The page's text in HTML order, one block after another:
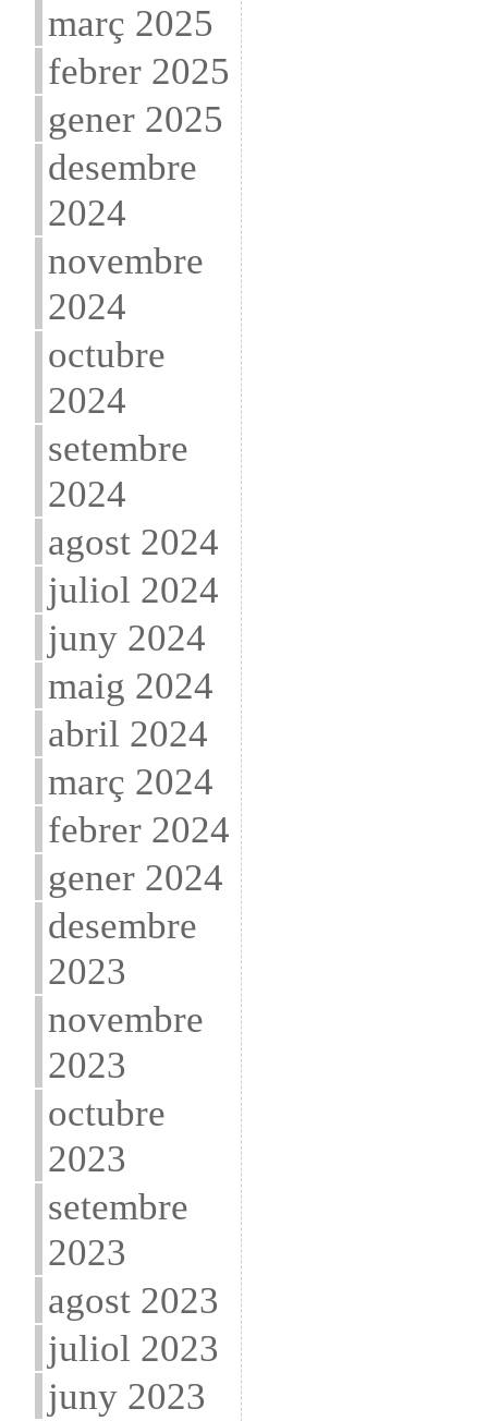
març 2025
febrer 2025
gener 2025
desembre
2024
novembre
2024
octubre
2024
setembre
2024
agost 2024
juliol 2024
juny 2024
maig 2024
abril 2024
març 2024
febrer 2024
gener 2024
desembre
2023
novembre
2023
octubre
2023
setembre
2023
agost 2023
juliol 2023
juny 2023